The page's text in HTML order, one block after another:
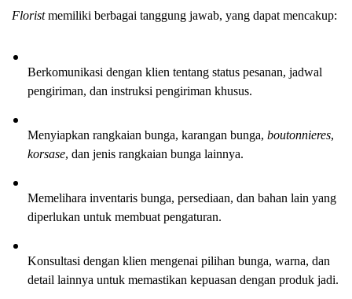
Florist memiliki berbagai tanggung jawab, yang dapat mencakup:
Berkomunikasi dengan klien tentang status pesanan, jadwal
pengiriman, dan instruksi pengiriman khusus.
Menyiapkan rangkaian bunga, karangan bunga, boutonnieres
korsase, dan jenis rangkaian bunga lainnya.
Memelihara inventaris bunga, persediaan, dan bahan lain yang
diperlukan untuk membuat pengaturan.
Konsultasi dengan klien mengenai pilihan bunga, warna, dan
detail lainnya untuk memastikan kepuasan dengan produk jadi.